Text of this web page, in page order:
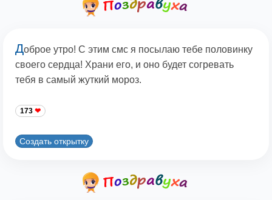
Доброе утро! С этим смс я посылаю тебе половинку
своего сердца! Храни его, и оно будет согревать
тебя в самый жуткий мороз.
173
Создать открытку